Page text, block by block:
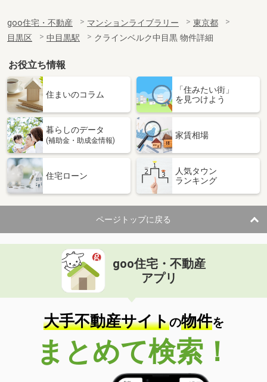
goo住宅・不動産 マンションライブラリー
東京都
目黒区
中目黒駅 クラインベルク中目黒 物件詳細
お役立ち情報
住まいのコラム
「住みたい街」
を見つけよう
暮らしのデータ
(補助金・助成金情報)
家賃相場
住宅ローン
人気タウン
ランキング
ページトップに戻る
goo住宅・不動産
アプリ
大手不動産サイトの物件を
まとめて検索！